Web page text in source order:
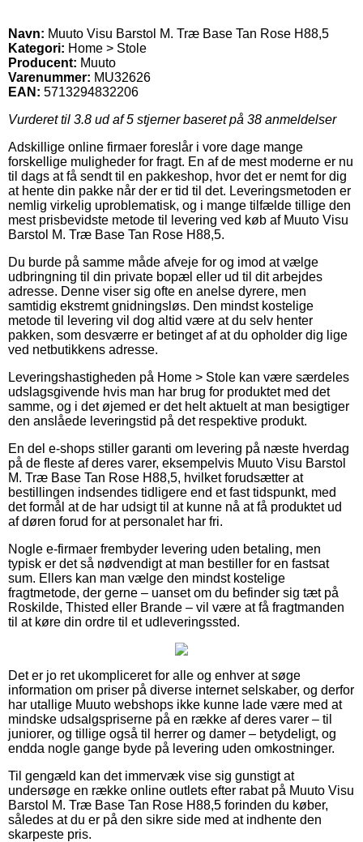
Navn: Muuto Visu Barstol M. Træ Base Tan Rose H88,5
Kategori: Home > Stole
Producent: Muuto
Varenummer: MU32626
EAN: 5713294832206
Vurderet til 3.8 ud af 5 stjerner baseret på 38 anmeldelser
Adskillige online firmaer foreslår i vore dage mange
forskellige muligheder for fragt. En af de mest moderne er nu
til dags at få sendt til en pakkeshop, hvor det er nemt for dig
at hente din pakke når der er tid til det. Leveringsmetoden er
nemlig virkelig uproblematisk, og i mange tilfælde tillige den
mest prisbevidste metode til levering ved køb af Muuto Visu
Barstol M. Træ Base Tan Rose H88,5.
Du burde på samme måde afveje for og imod at vælge
udbringning til din private bopæl eller ud til dit arbejdes
adresse. Denne viser sig ofte en anelse dyrere, men
samtidig ekstremt gnidningsløs. Den mindst kostelige
metode til levering vil dog altid være at du selv henter
pakken, som desværre er betinget af at du opholder dig lige
ved netbutikkens adresse.
Leveringshastigheden på Home > Stole kan være særdeles
udslagsgivende hvis man har brug for produktet med det
samme, og i det øjemed er det helt aktuelt at man besigtiger
den anslåede leveringstid på det respektive produkt.
En del e-shops stiller garanti om levering på næste hverdag
på de fleste af deres varer, eksempelvis Muuto Visu Barstol
M. Træ Base Tan Rose H88,5, hvilket forudsætter at
bestillingen indsendes tidligere end et fast tidspunkt, med
det formål at de har udsigt til at kunne nå at få produktet ud
af døren forud for at personalet har fri.
Nogle e-firmaer frembyder levering uden betaling, men
typisk er det så nødvendigt at man bestiller for en fastsat
sum. Ellers kan man vælge den mindst kostelige
fragtmetode, der gerne – uanset om du befinder sig tæt på
Roskilde, Thisted eller Brande – vil være at få fragtmanden
til at køre din ordre til et udleveringssted.
Det er jo ret ukompliceret for alle og enhver at søge
information om priser på diverse internet selskaber, og derfor
har utallige Muuto webshops ikke kunne lade være med at
mindske udsalgspriserne på en række af deres varer – til
juniorer, og tillige også til herrer og damer – betydeligt, og
endda nogle gange byde på levering uden omkostninger.
Til gengæld kan det immervæk vise sig gunstigt at
undersøge en række online outlets efter rabat på Muuto Visu
Barstol M. Træ Base Tan Rose H88,5 forinden du køber,
således at du er på den sikre side med at indhente den
skarpeste pris.